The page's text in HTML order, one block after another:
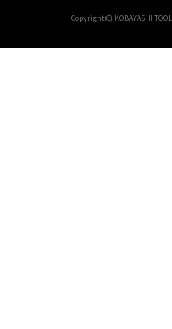
Copyright(C) KOBAYASHI